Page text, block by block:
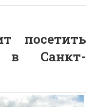
посетить
в Санкт-